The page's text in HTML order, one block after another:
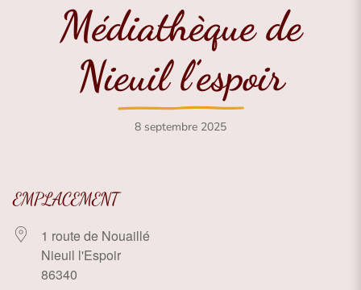
Médiathèque de
Nieuil l’espoir
8 septembre 2025
EMPLACEMENT
1 route de Nouaillé
Nieuil l'Espoir
86340